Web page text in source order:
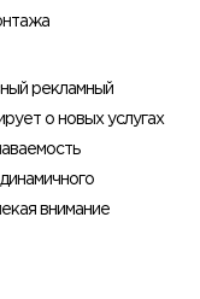
рекламный
о новых услугах
внимание